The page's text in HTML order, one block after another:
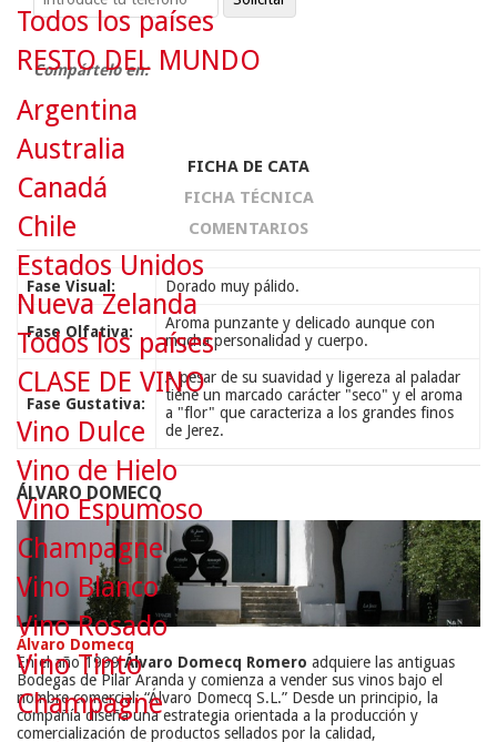
Compártelo en:
FICHA DE CATA
FICHA TÉCNICA
COMENTARIOS
Fase Visual: Dorado muy pálido.
Fase Olfativa:
Aroma punzante y delicado aunque con
mucha personalidad y cuerpo.
Fase Gustativa:
A pesar de su suavidad y ligereza al paladar
tiene un marcado carácter "seco" y el aroma
a "flor" que caracteriza a los grandes finos
de Jerez.
ÁLVARO DOMECQ
Álvaro Domecq
En el año 1999Álvaro Domecq Romero adquiere las antiguas
Bodegas de Pilar Aranda y comienza a vender sus vinos bajo el
nombre comercial: “Álvaro Domecq S.L.” Desde un principio, la
compañía diseña una estrategia orientada a la producción y
comercialización de productos sellados por la calidad,
Todos los países
RESTO DEL MUNDO
Argentina
Australia
Canadá
Chile
Estados Unidos
Nueva Zelanda
Todos los países
CLASE DE VINO
Vino Dulce
Vino de Hielo
Vino Espumoso
Champagne
Vino Blanco
Vino Rosado
Vino Tinto
Champagne